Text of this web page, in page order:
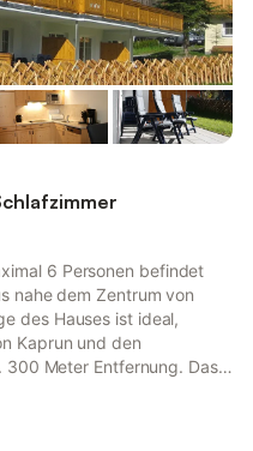
6 Personen befindet
nahe dem Zentrum von
des Hauses ist ideal,
Kaprun und den
Meter Entfernung. Das
ein geräumiges